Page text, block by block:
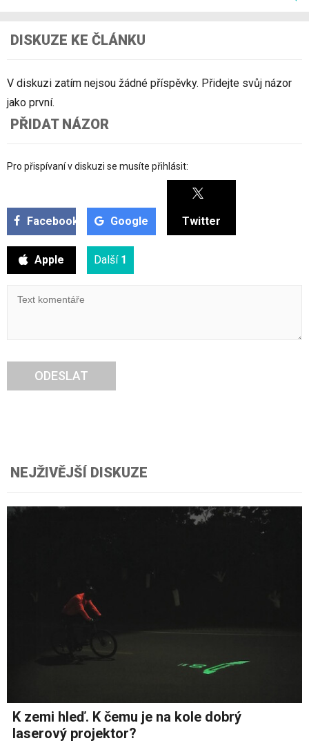
DISKUZE KE ČLÁNKU
V diskuzi zatím nejsou žádné příspěvky. Přidejte svůj názor
jako první.
PŘIDAT NÁZOR
Pro přispívaní v diskuzi se musíte přihlásit:
Facebook Google Twitter
Apple Další 1
ODESLAT
NEJŽIVĚJŠÍ DISKUZE
K zemi hleď. K čemu je na kole dobrý
laserový projektor?